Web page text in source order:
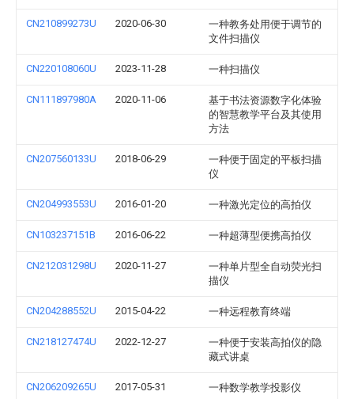
CN210899273U 2020-06-30
一种教务处用便于调节的
文件扫描仪
CN220108060U 2023-11-28 一种扫描仪
CN111897980A 2020-11-06
基于书法资源数字化体验
的智慧教学平台及其使用
方法
CN207560133U 2018-06-29
一种便于固定的平板扫描
仪
CN204993553U 2016-01-20 一种激光定位的高拍仪
CN103237151B 2016-06-22 一种超薄型便携高拍仪
CN212031298U 2020-11-27
一种单片型全自动荧光扫
描仪
CN204288552U 2015-04-22 一种远程教育终端
CN218127474U 2022-12-27
一种便于安装高拍仪的隐
藏式讲桌
CN206209265U 2017-05-31 一种数学教学投影仪